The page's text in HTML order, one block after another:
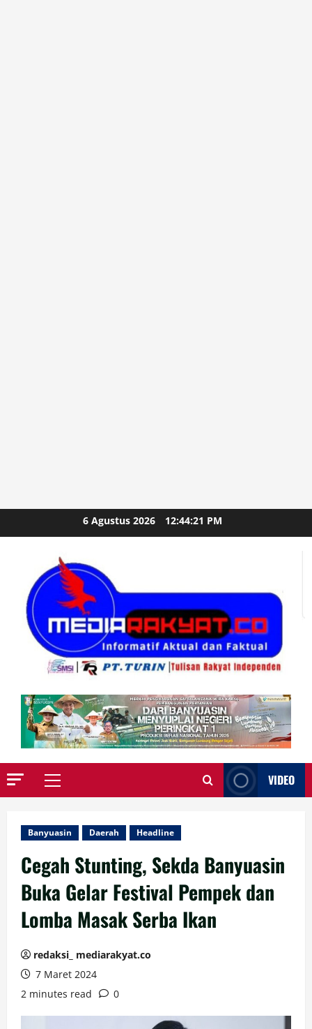
to
6 Agustus 2026 12:44:23 PM
Primary
VIDEO
Banyuasin Daerah Headline
Cegah Stunting, Sekda Banyuasin
Buka Gelar Festival Pempek dan
Lomba Masak Serba Ikan
redaksi_ mediarakyat.co
7 Maret 2024
2 minutes read
0